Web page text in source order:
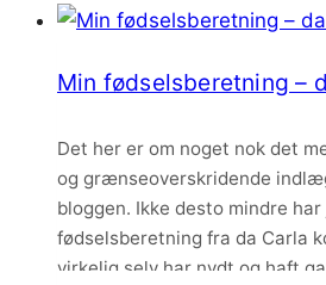
Carla
Min fødselsberetning –
Det her er om noget nok det
og grænseoverskridende
bloggen. Ikke desto mindre
fødselsberetning fra da Carla
virkelig selv har nydt og haft